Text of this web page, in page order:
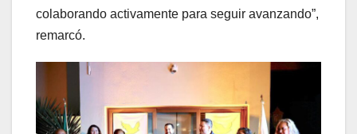
colaborando activamente para seguir avanzando”,
remarcó.